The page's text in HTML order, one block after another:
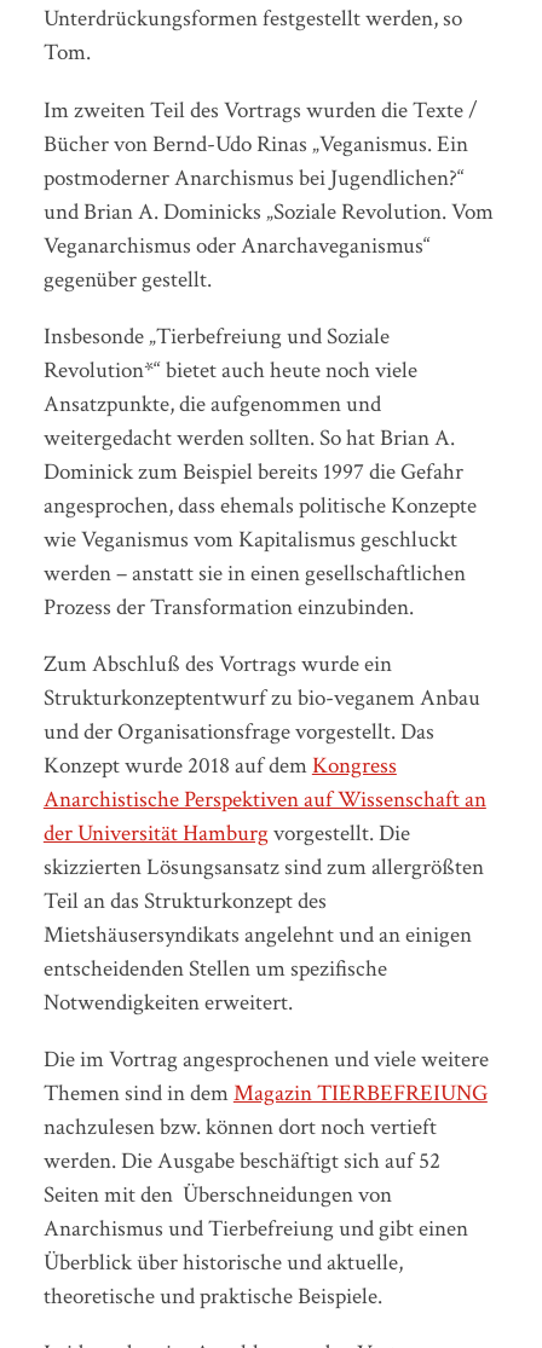
Unterdrückungsformen festgestellt werden, so
Tom.
Im zweiten Teil des Vortrags wurden die Texte /
Bücher von Bernd-Udo Rinas „Veganismus. Ein
postmoderner Anarchismus bei Jugendlichen?“
und Brian A. Dominicks „Soziale Revolution. Vom
Veganarchismus oder Anarchaveganismus“
gegenüber gestellt.
Insbesonde „Tierbefreiung und Soziale
Revolution*“ bietet auch heute noch viele
Ansatzpunkte, die aufgenommen und
weitergedacht werden sollten. So hat Brian A.
Dominick zum Beispiel bereits 1997 die Gefahr
angesprochen, dass ehemals politische Konzepte
wie Veganismus vom Kapitalismus geschluckt
werden – anstatt sie in einen gesellschaftlichen
Prozess der Transformation einzubinden.
Zum Abschluß des Vortrags wurde ein
Strukturkonzeptentwurf zu bio-veganem Anbau
und der Organisationsfrage vorgestellt. Das
Konzept wurde 2018 auf demKongress
Anarchistische Perspektiven auf Wissenschaft an
der Universität Hamburgvorgestellt. Die
skizzierten Lösungsansatz sind zum allergrößten
Teil an das Strukturkonzept des
Mietshäusersyndikats angelehnt und an einigen
entscheidenden Stellen um spezifische
Notwendigkeiten erweitert.
Die im Vortrag angesprochenen und viele weitere
Themen sind in demMagazin TIERBEFREIUNG
nachzulesen bzw. können dort noch vertieft
werden. Die Ausgabe beschäftigt sich auf 52
Seiten mit den Überschneidungen von
Anarchismus und Tierbefreiung und gibt einen
Überblick über historische und aktuelle,
theoretische und praktische Beispiele.